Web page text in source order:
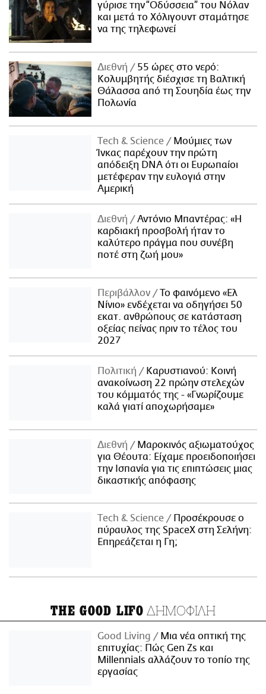
γύρισε την “Οδύσσεια” του Νόλαν
και μετά το Χόλιγουντ σταμάτησε
να της τηλεφωνεί
Διεθνή
55 ώρες στο νερό:
Κολυμβητής διέσχισε τη Βαλτική
Θάλασσα από τη Σουηδία έως την
Πολωνία
Τech & Science
Μούμιες των
Ίνκας παρέχουν την πρώτη
απόδειξη DNA ότι οι Ευρωπαίοι
μετέφεραν την ευλογιά στην
Αμερική
Διεθνή
Αντόνιο Μπαντέρας: «Η
καρδιακή προσβολή ήταν το
καλύτερο πράγμα που συνέβη
ποτέ στη ζωή μου»
Περιβάλλον
Το φαινόμενο «Ελ
Νίνιο» ενδέχεται να οδηγήσει 50
εκατ. ανθρώπους σε κατάσταση
οξείας πείνας πριν το τέλος του
2027
Πολιτική
Καρυστιανού: Κοινή
ανακοίνωση 22 πρώην στελεχών
του κόμματός της - «Γνωρίζουμε
καλά γιατί αποχωρήσαμε»
Διεθνή
Μαροκινός αξιωματούχος
για Θέουτα: Είχαμε προειδοποιήσει
την Ισπανία για τις επιπτώσεις μιας
δικαστικής απόφασης
Τech & Science
Προσέκρουσε ο
πύραυλος της SpaceX στη Σελήνη:
Επηρεάζεται η Γη;
THE GOOD LIFO ΔΗΜΟΦΙΛΗ
Good Living
Μια νέα οπτική της
επιτυχίας: Πώς Gen Zs και
Millennials αλλάζουν το τοπίο της
εργασίας